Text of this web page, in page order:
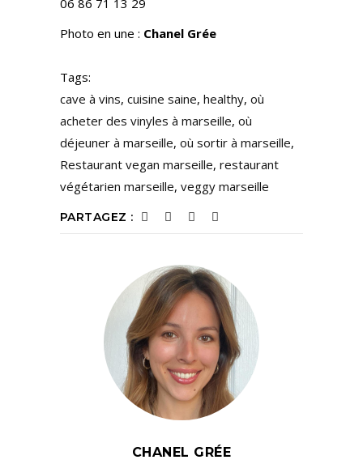
06 86 71 13 29
Photo en une : Chanel Grée
Tags:
cave à vins, cuisine saine, healthy, où
acheter des vinyles à marseille, où
déjeuner à marseille, où sortir à marseille,
Restaurant vegan marseille, restaurant
végétarien marseille, veggy marseille
PARTAGEZ :
CHANEL GRÉE